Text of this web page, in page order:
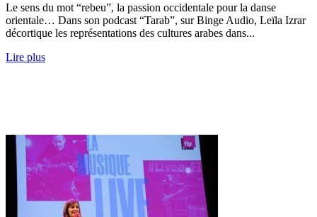
Le sens du mot “rebeu”, la passion occidentale pour la danse
orientale… Dans son podcast “Tarab”, sur Binge Audio, Leïla Izrar
décortique les représentations des cultures arabes dans...
Lire plus